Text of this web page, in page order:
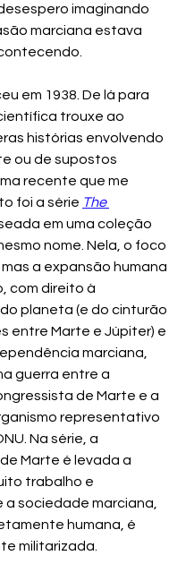
imaginando
marciana estava
em 1938. De lá para
trouxe ao
histórias envolvendo
ou de supostos
recente que me
foi a série The
em uma coleção
nome. Nela, o foco
a expansão humana
com direito à
planeta (e do cinturão
entre Marte e Júpiter) e
marciana,
guerra entre a
de Marte e a
representativo
Na série, a
Marte é levada a
trabalho e
a sociedade marciana,
humana, é
militarizada.